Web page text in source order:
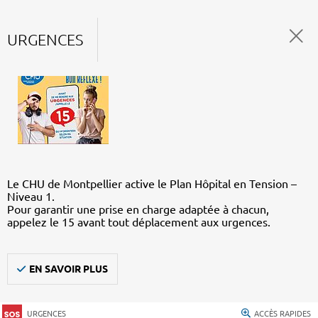
URGENCES
Le CHU de Montpellier active le Plan Hôpital en Tension –
Niveau 1.
Pour garantir une prise en charge adaptée à chacun,
appelez le 15 avant tout déplacement aux urgences.
EN SAVOIR PLUS
URGENCES ACCÈS RAPIDES